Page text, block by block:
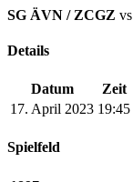
SG ÄVN / ZCGZ vs
Details
Datum Zeit
17. April 2023 19:45
Spielfeld